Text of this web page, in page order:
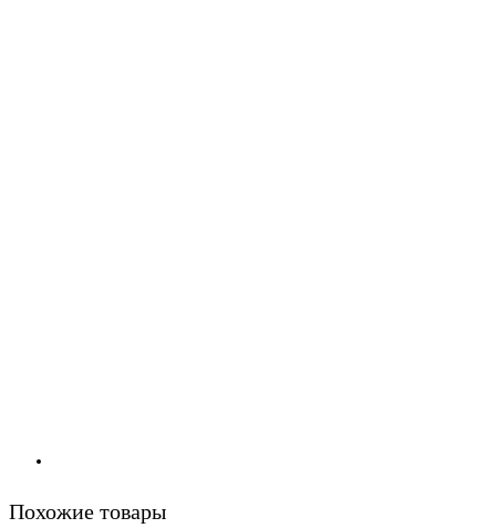
Похожие товары